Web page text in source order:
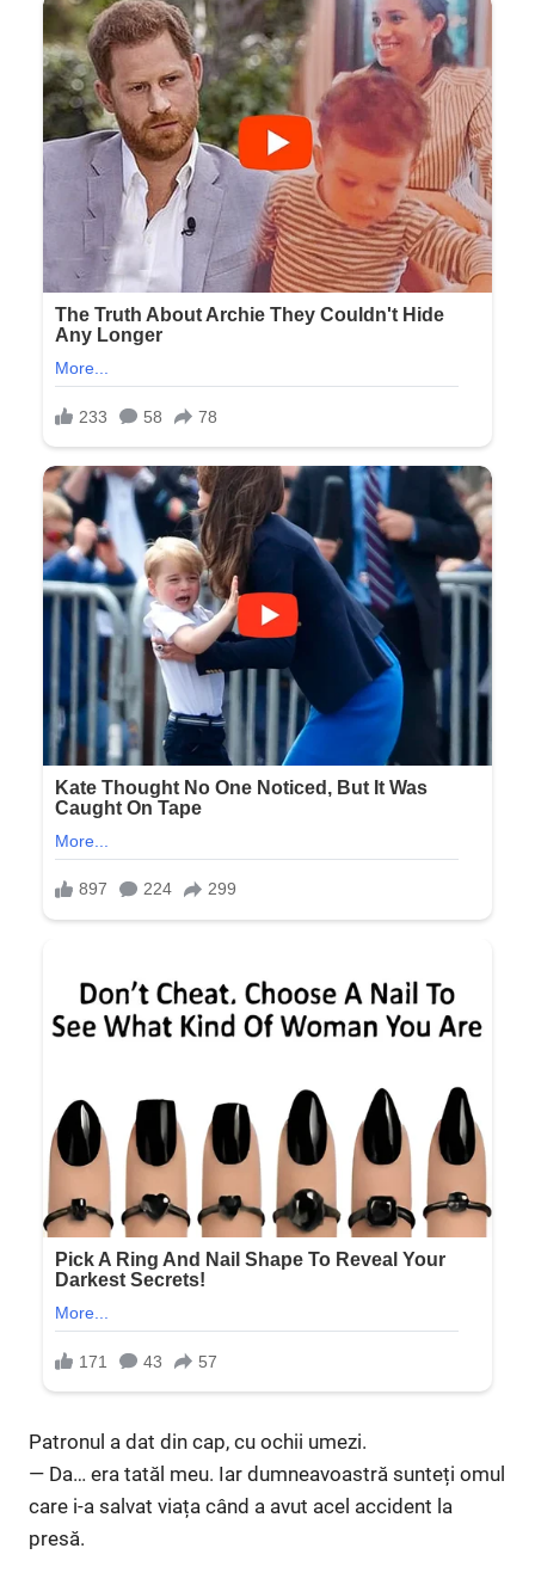
Patronul a dat din cap, cu ochii umezi.
— Da… era tatăl meu. Iar dumneavoastră sunteți omul
care i-a salvat viața când a avut acel accident la
presă.